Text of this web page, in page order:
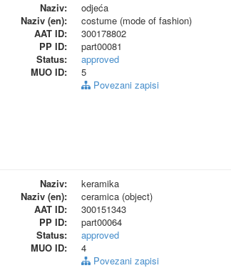
Naziv:
odjeća
Naziv (en):
costume (mode of fashion)
AAT ID:
300178802
PP ID:
part00081
Status:
approved
MUO ID:
5
Povezani zapisi
Naziv:
keramika
Naziv (en):
ceramica (object)
AAT ID:
300151343
PP ID:
part00064
Status:
approved
MUO ID:
4
Povezani zapisi